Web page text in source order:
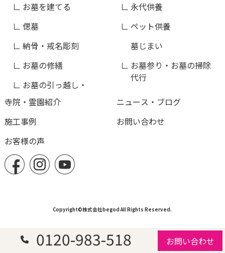
0120-983-518 お問い合わせ
お墓を建てる
偲墓
永代供養
ペット供養
納骨・戒名彫刻
お墓の修繕
お墓の引っ越し・
墓じまい
お墓参り・お墓の掃除
代行
寺院・霊園紹介
施工事例
お客様の声
ニュース・ブログ
お問い合わせ
Copyright©株式会社begod All Rights Reserved.